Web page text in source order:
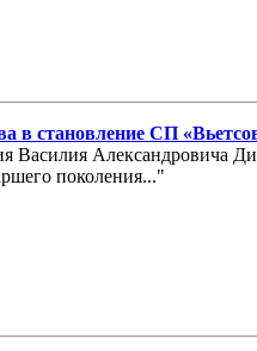
становление СП
Василия
поколения..."